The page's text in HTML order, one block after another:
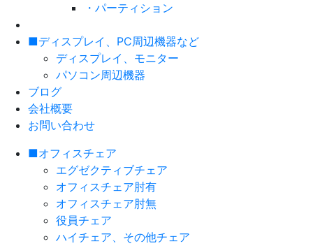
・パーティション
■ディスプレイ、PC周辺機器など
ディスプレイ、モニター
パソコン周辺機器
ブログ
会社概要
お問い合わせ
■オフィスチェア
エグゼクティブチェア
オフィスチェア肘有
オフィスチェア肘無
役員チェア
ハイチェア、その他チェア